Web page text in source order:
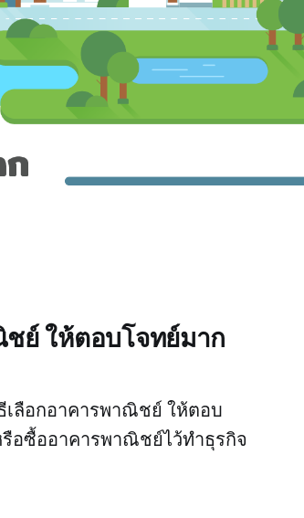
ย์ ให้ตอบโจทย์มาก
เลือกอาคารพาณิชย์ ให้ตอบ
อซื้ออาคารพาณิชย์ไว้ทำธุรกิจ